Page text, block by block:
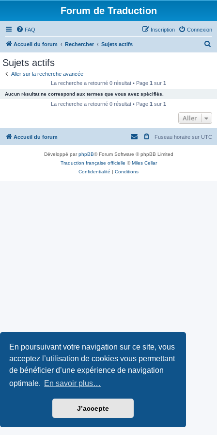
En poursuivant votre navigation sur ce site, vous
acceptez l’utilisation de cookies vous permettant
de bénéficier d’une expérience de navigation
optimale. En savoir plus…
J’accepte
Forum de Traduction
FAQ Connexion
Inscription
Accueil du forum Rechercher Sujets actifs
c
e
Sujets actifs
Aller sur la recherche avancée
La recherche a retourné 0 résultat • Page 1 sur 1
Aucun résultat ne correspond aux termes que vous avez spécifiés.
La recherche a retourné 0 résultat • Page 1 sur 1
Aller
Accueil du forum Fuseau horaire sur UTC
Développé parphpBB® Forum Software © phpBB Limited
Traduction française officielle ©Miles Cellar
Confidentialité | Conditions